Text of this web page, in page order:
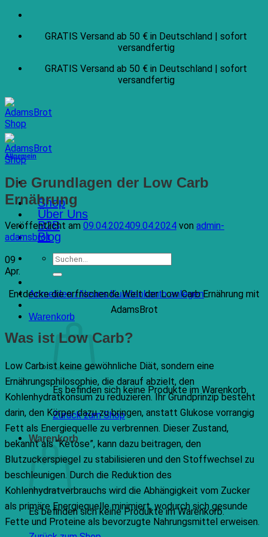
Zum
springen
GRATIS Versand ab 50 € in Deutschland | sofort
versandfertig
GRATIS Versand ab 50 € in Deutschland | sofort
versandfertig
Shop
Über Uns
B2B
Blog
Suchen
nach:
Anmelden / Neues Kundenkonto anlegen
Warenkorb
Es befinden sich keine Produkte im Warenkorb.
Zurück zum Shop
Warenkorb
Es befinden sich keine Produkte im Warenkorb.
Allgemein
Die Grundlagen der Low Carb
Ernährung
Veröffentlicht am 09.04.202409.04.2024 von admin-
adamsbrot
09
Apr.
Entdecke die erfrischende Welt der Low Carb Ernährung mit
AdamsBrot
Was ist Low Carb?
Low Carb ist keine gewöhnliche Diät, sondern eine
Ernährungsphilosophie, die darauf abzielt, den
Kohlenhydratkonsum zu reduzieren. Ihr Grundprinzip besteht
darin, den Körper dazu zu bringen, anstatt Glukose vorrangig
Fett als Energiequelle zu verbrennen. Dieser Zustand,
bekannt als “Ketose”, kann dazu beitragen, den
Blutzuckerspiegel zu stabilisieren und den Stoffwechsel zu
beschleunigen. Durch die Reduktion des
Kohlenhydratverbrauchs wird die Abhängigkeit vom Zucker
als primäre Energiequelle minimiert, wodurch sich gesunde
Fette und Proteine als bevorzugte Nahrungsmittel erweisen.